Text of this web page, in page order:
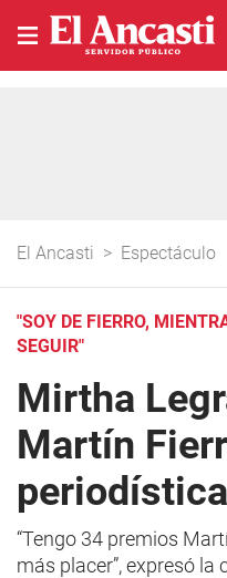
El Ancasti > Espectáculo
"SOY DE FIERRO,
SEGUIR"
Mirtha
Martín
“Tengo 34 premios
más placer”, expresó